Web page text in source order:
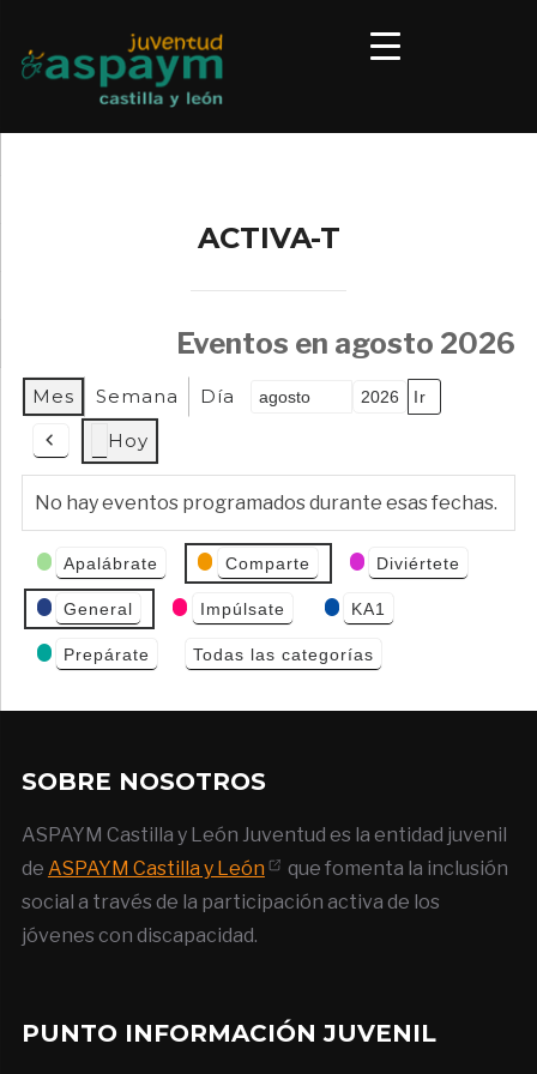
ACTIVA-T
Eventos en agosto 2026
Mes Semana Día
Mes
Año
Anterior
Hoy
No hay eventos programados durante esas fechas.
Categorías
de Eventos
Apalábrate Comparte Diviértete
General Impúlsate KA1
Prepárate Todas las categorías
SOBRE NOSOTROS
ASPAYM Castilla y León Juventud es la entidad juvenil
de ASPAYM Castilla y León
que fomenta la inclusión
social a través de la participación activa de los
jóvenes con discapacidad.
PUNTO INFORMACIÓN JUVENIL